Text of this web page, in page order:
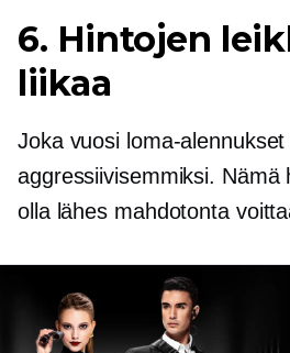
6. Hintojen
liikaa
Joka vuosi loma-
aggressiivisemmiksi. Nämä
olla lähes mahdotonta